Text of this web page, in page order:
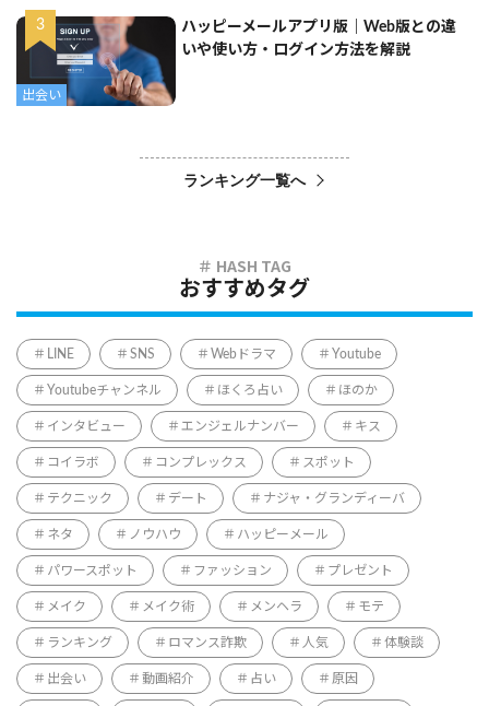
出会い
ハッピーメールアプリ版｜Web版との違
いや使い方・ログイン方法を解説
ランキング一覧へ
おすすめタグ
LINE SNS Webドラマ Youtube
Youtubeチャンネル ほくろ占い ほのか
インタビュー エンジェルナンバー キス
コイラボ コンプレックス スポット
テクニック デート ナジャ・グランディーバ
ネタ ノウハウ ハッピーメール
パワースポット ファッション プレゼント
メイク メイク術 メンヘラ モテ
ランキング ロマンス詐欺 人気 体験談
出会い 動画紹介 占い 原因